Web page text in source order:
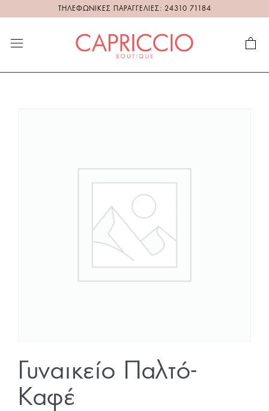
ΤΗΛΕΦΩΝΙΚΕΣ ΠΑΡΑΓΓΕΛΙΕΣ: 24310 71184
Γυναικείο Παλτό-
Καφέ